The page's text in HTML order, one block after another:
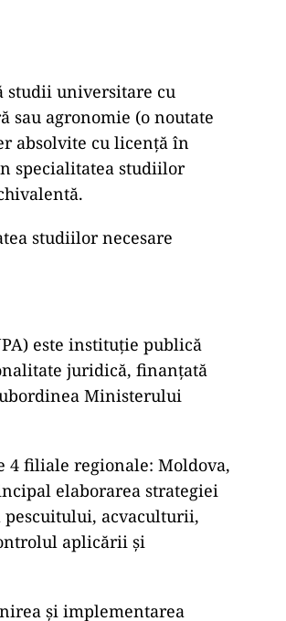
studii universitare cu
agronomie (o noutate
absolvite cu licență în
specialitatea studiilor
studiilor necesare
este instituţie publică
juridică, finanţată
Ministerului
4 filiale regionale: Moldova,
elaborarea strategiei
acvaculturii,
aplicării şi
şi implementarea